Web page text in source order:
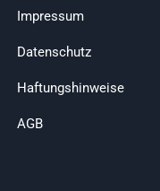
Impressum
Datenschutz
Haftungshinweise
AGB